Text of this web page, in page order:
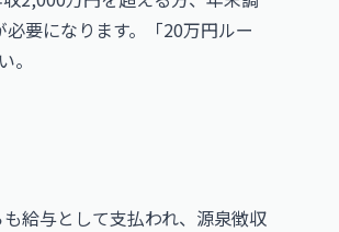
要になります。「20万円ルー
。
給与として支払われ、源泉徴収